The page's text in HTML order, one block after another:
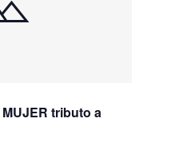
tributo a